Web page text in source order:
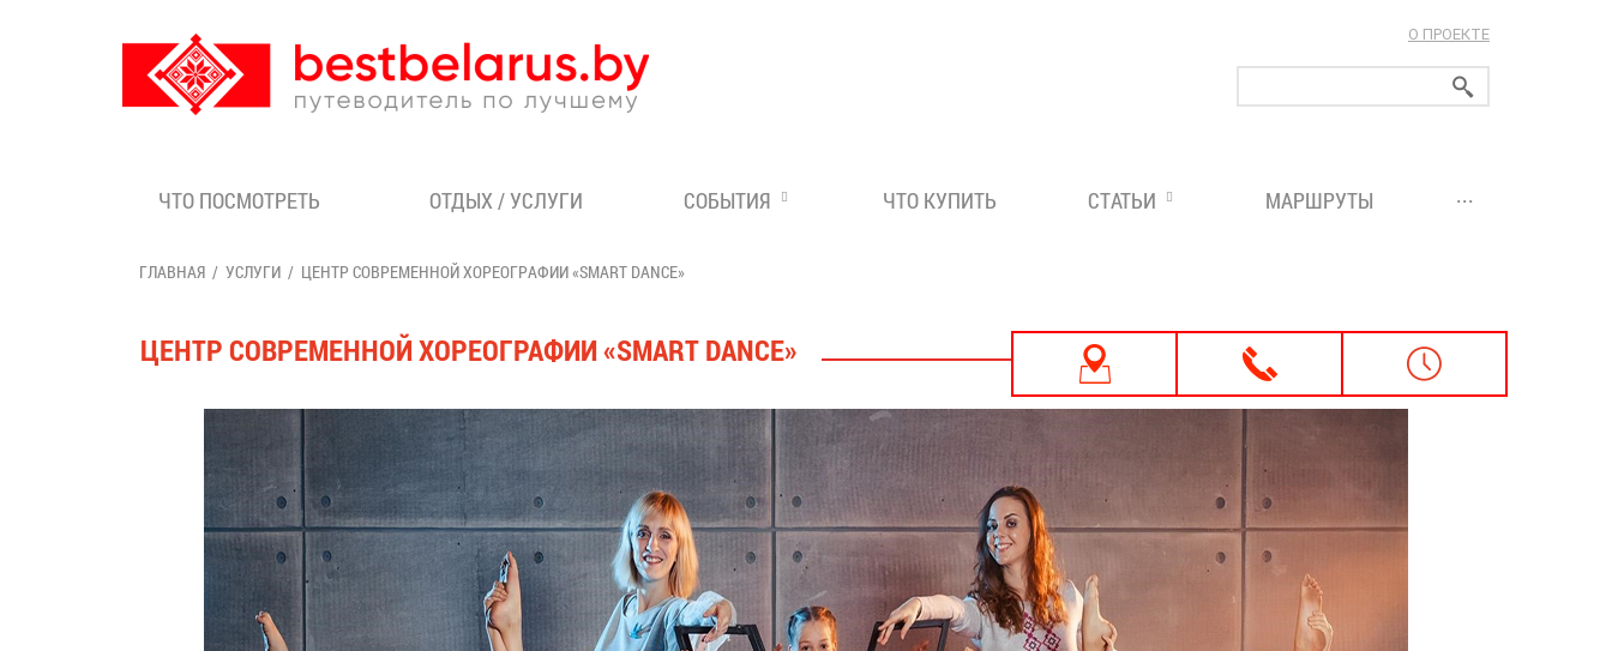
О ПРОЕКТЕ
ЧТО ПОСМОТРЕТЬ ОТДЫХ / УСЛУГИ СОБЫТИЯ ЧТО КУПИТЬ СТАТЬИ МАРШРУТЫ ...
ГЛАВНАЯ УСЛУГИ ЦЕНТР СОВРЕМЕННОЙ ХОРЕОГРАФИИ «SMART DANCE»
ЦЕНТР СОВРЕМЕННОЙ ХОРЕОГРАФИИ «SMART DANCE»